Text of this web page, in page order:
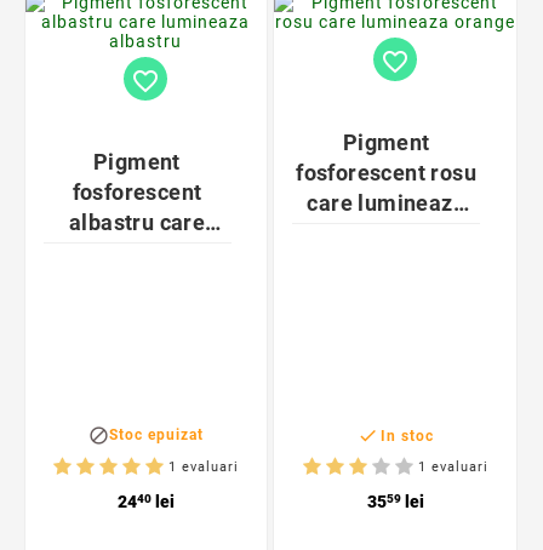
favorite_border
Pigment
fosforescent
albastru care
Stoc epuizat
1 evaluari
2440lei
favorite_border
Pigment
fosforescent rosu
care lumineaza
 In stoc
1 evaluari
3559lei